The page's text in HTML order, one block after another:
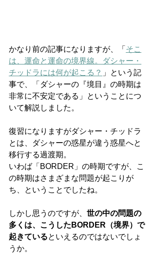
かなり前の記事になりますが、「 そこ
は、運命と運命の境界線。ダシャー・
チッドラには何が起こる？ 」という記
事で、「ダシャーの『境目』の時期は
非常に不安定である」ということにつ
いて解説しました。
復習になりますがダシャー・チッドラ
とは、ダシャーの惑星が違う惑星へと
移行する過渡期。
いわば「BORDER」の時期ですが、こ
の時期はさまざまな問題が起こりが
ち、ということでしたね。
しかし思うのですが、 世の中の問題の
多くは、こうしたBORDER（境界）で
起きているといえるのではないでしょ
うか。